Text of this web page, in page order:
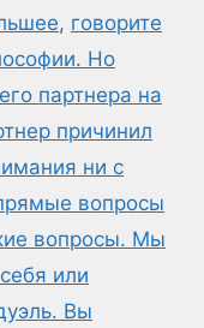
, говорите
Но
партнера на
причинил
ни с
вопросы
вопросы. Мы
или
Вы